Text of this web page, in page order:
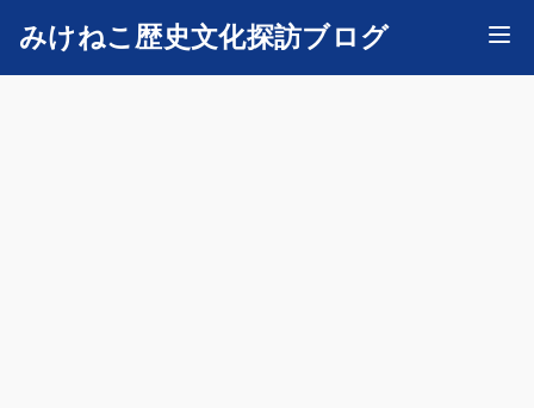
みけねこ歴史文化探訪ブログ